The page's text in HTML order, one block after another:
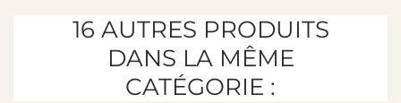
16 AUTRES PRODUITS
DANS LA MÊME
CATÉGORIE :